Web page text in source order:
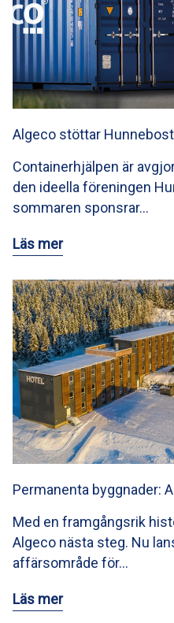
Algeco stöttar
Containerhjälpen är
den ideella föreningen
sommaren sponsrar…
Läs mer
Permanenta byggnader:
Med en framgångsrik
Algeco nästa steg. Nu
affärsområde för…
Läs mer